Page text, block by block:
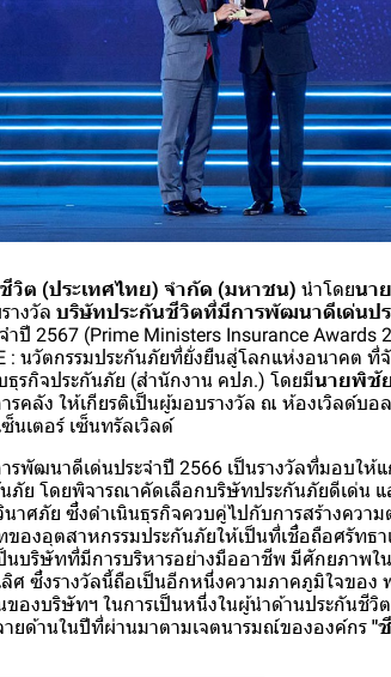
วิต (ประเทศไทย) จำกัด (มหาชน) นำโดยนา
างวัล บริษัทประกันชีวิตที่มีการพัฒนาดีเด่นปร
ำปี 2567 (Prime Ministers Insurance Awards
: นวัตกรรมประกันภัยที่ยั่งยืนสู่โลกแห่งอนาคต
ธุรกิจประกันภัย (สำนักงาน คปภ.) โดยมีนายพิชั
รคลัง ให้เกียรติเป็นผู้มอบรางวัล ณ ห้องเวิลด์บอ
นเตอร์ เซ็นทรัลเวิลด์
รพัฒนาดีเด่นประจำปี 2566 เป็นรางวัลที่มอบให้
ภัย โดยพิจารณาคัดเลือกบริษัทประกันภัยดีเด่น
าศภัย ซึ่งดำเนินธุรกิจควบคู่ไปกับการสร้างควา
องอุตสาหกรรมประกันภัยให้เป็นที่เชื่อถือศรัทธ
บริษัทที่มีการบริหารอย่างมืออาชีพ มีศักยภาพใน
ศ ซึ่งรางวัลนี้ถือเป็นอีกหนึ่งความภาคภูมิใจของ
ของบริษัทฯ ในการเป็นหนึ่งในผู้นำด้านประกันชี
ยด้านในปีที่ผ่านมาตามเจตนารมณ์ขององค์กร "